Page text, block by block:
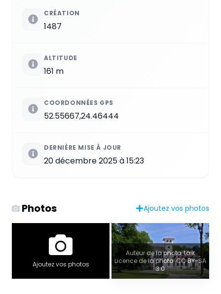
CRÉATION
1487
ALTITUDE
161 m
COORDONNÉES GPS
52.55667,24.46444
DERNIÈRE MISE À JOUR
20 décembre 2025 à 15:23
Photos Ajoutez vos photos
Ajoutez vos photos
Auteur de la photo: talk
Licence de la photo: CC BY-SA
3.0